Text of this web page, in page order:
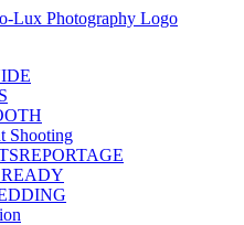
Shooting